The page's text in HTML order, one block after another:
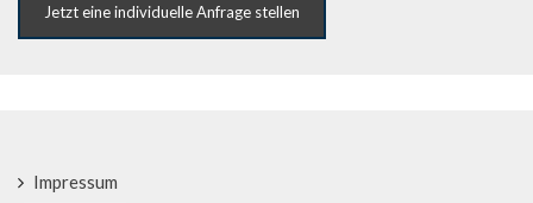
Jetzt eine individuelle Anfrage stellen
Impressum